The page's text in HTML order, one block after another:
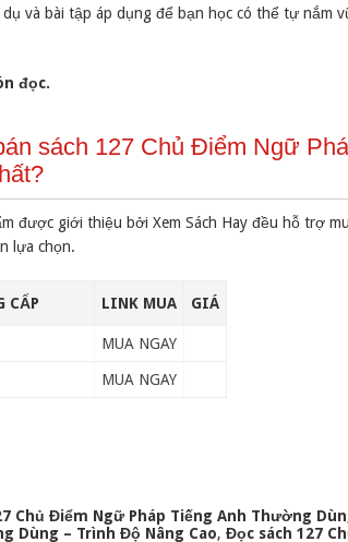
dụ và bài tập áp dụng để bạn học có thể tự nắm
đọc.
sách 127 Chủ Điểm Ngữ
được giới thiệu bởi Xem Sách Hay đều hỗ trợ
lựa chọn.
CẤP LINK MUA GIÁ
MUA NGAY
MUA NGAY
Chủ Điểm Ngữ Pháp Tiếng Anh Thường
Dùng – Trình Độ Nâng Cao, Đọc sách 127